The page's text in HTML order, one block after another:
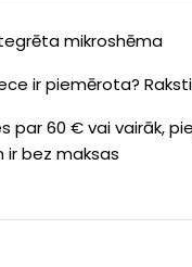
mikroshēma
ir piemērota?
par 60 € vai vairāk,
bez maksas